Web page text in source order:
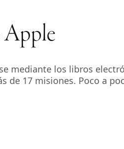
Apple
mediante los libros
de 17 misiones. Poco a